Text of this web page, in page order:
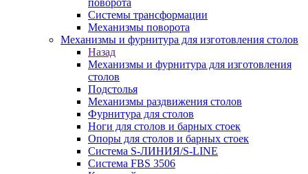
поворота
Системы трансформации
Механизмы поворота
Механизмы и фурнитура для изготовления столов
Назад
Механизмы и фурнитура для изготовления
столов
Подстолья
Механизмы раздвижения столов
Фурнитура для столов
Ноги для столов и барных стоек
Опоры для столов и барных стоек
Система S-ЛИНИЯ/S-LINE
Система FBS 3506